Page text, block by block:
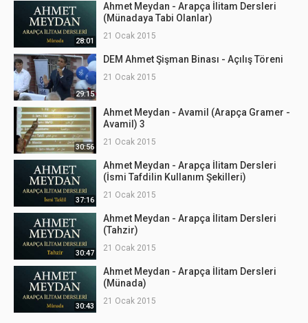
28:01
Ahmet Meydan - Arapça İlitam Dersleri
(Münadaya Tabi Olanlar)
21 Ocak 2015
29:15
DEM Ahmet Şişman Binası - Açılış Töreni
21 Ocak 2015
30:56
Ahmet Meydan - Avamil (Arapça Gramer -
Avamil) 3
21 Ocak 2015
37:16
Ahmet Meydan - Arapça İlitam Dersleri
(İsmi Tafdilin Kullanım Şekilleri)
21 Ocak 2015
30:47
Ahmet Meydan - Arapça İlitam Dersleri
(Tahzir)
21 Ocak 2015
30:43
Ahmet Meydan - Arapça İlitam Dersleri
(Münada)
21 Ocak 2015